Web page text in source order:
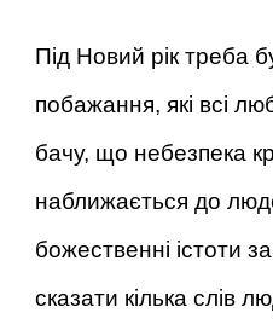
Під Новий рік треба
побажання, які всі
бачу, що небезпека
наближається до
божественні істоти
сказати кілька слів